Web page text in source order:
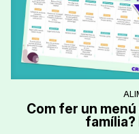
Com fer un